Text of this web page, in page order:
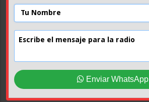
Enviar WhatsApp